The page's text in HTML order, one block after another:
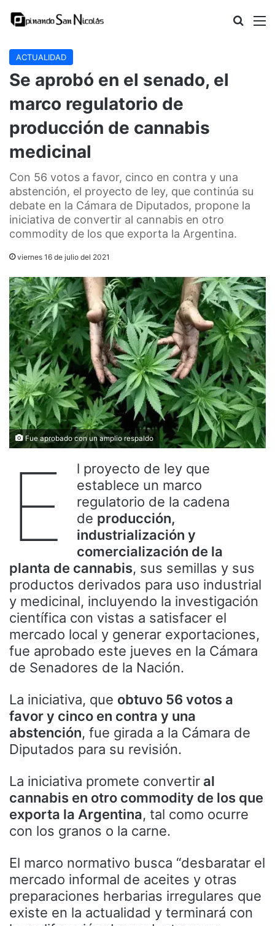
Buscar
ACTUALIDAD
Se aprobó en el senado, el
marco regulatorio de
producción de cannabis
medicinal
Con 56 votos a favor, cinco en contra y una
abstención, el proyecto de ley, que continúa su
debate en la Cámara de Diputados, propone la
iniciativa de convertir al cannabis en otro
commodity de los que exporta la Argentina.
viernes 16 de julio del 2021
Fue aprobado con un amplio respaldo
E
l proyecto de ley que
establece un marco
regulatorio de la cadena
de producción,
industrialización y
comercialización de la
planta de cannabis, sus semillas y sus
productos derivados para uso industrial
y medicinal, incluyendo la investigación
científica con vistas a satisfacer el
mercado local y generar exportaciones,
fue aprobado este jueves en la Cámara
de Senadores de la Nación.
La iniciativa, que obtuvo 56 votos a
favor y cinco en contra y una
abstención, fue girada a la Cámara de
Diputados para su revisión.
La iniciativa promete convertir al
cannabis en otro commodity de los que
exporta la Argentina, tal como ocurre
con los granos o la carne.
El marco normativo busca “desbaratar el
mercado informal de aceites y otras
preparaciones herbarias irregulares que
existe en la actualidad y terminará con